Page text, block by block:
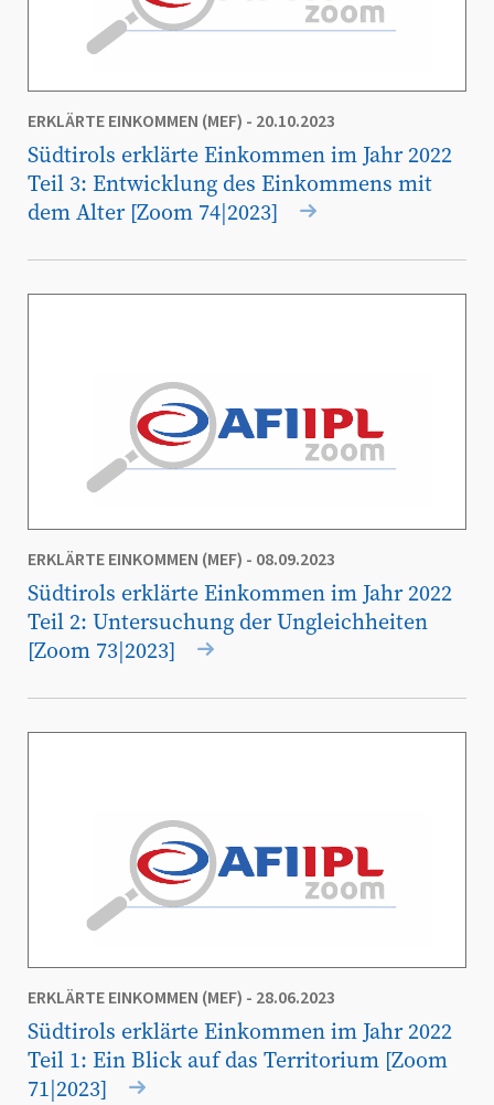
ERKLÄRTE EINKOMMEN (MEF) - 20.10.2023
Südtirols erklärte Einkommen im Jahr 2022
Teil 3: Entwicklung des Einkommens mit
dem Alter [Zoom 74|2023]
ERKLÄRTE EINKOMMEN (MEF) - 08.09.2023
Südtirols erklärte Einkommen im Jahr 2022
Teil 2: Untersuchung der Ungleichheiten
[Zoom 73|2023]
ERKLÄRTE EINKOMMEN (MEF) - 28.06.2023
Südtirols erklärte Einkommen im Jahr 2022
Teil 1: Ein Blick auf das Territorium [Zoom
71|2023]